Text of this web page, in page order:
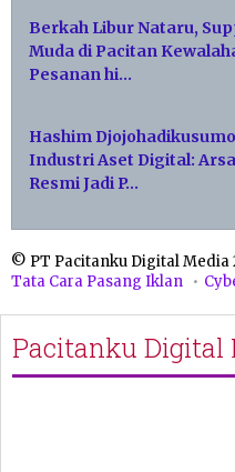
Berkah Libur Nataru,
Muda di Pacitan
Pesanan hi…
Hashim
Industri Aset Digital:
Resmi Jadi P…
© PT Pacitanku Digital Media
Tata Cara Pasang Iklan
Pacitanku Digital